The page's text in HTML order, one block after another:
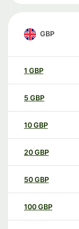
GBP
1 GBP
5 GBP
10GBP
20GBP
50GBP
100GBP